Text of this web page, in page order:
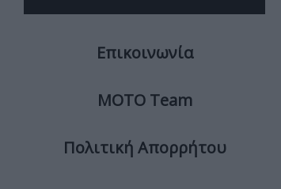
Επικοινωνία
ΜΟΤΟ Team
Πολιτική Απορρήτου